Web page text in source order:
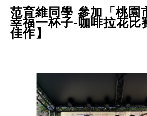
范育維同學 參加「桃園
幸福一杯子-咖啡拉花比
佳作】